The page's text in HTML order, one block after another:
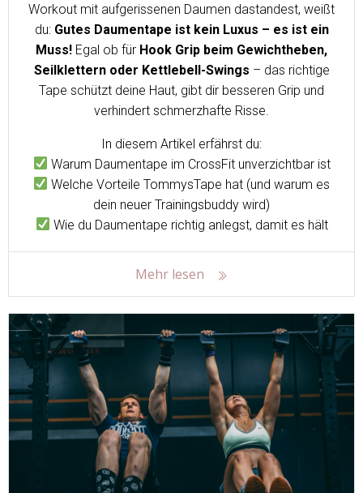
Workout mit aufgerissenen Daumen dastandest, weißt
du: Gutes Daumentape ist kein Luxus – es ist ein
Muss! Egal ob für Hook Grip beim Gewichtheben,
Seilklettern oder Kettlebell-Swings – das richtige
Tape schützt deine Haut, gibt dir besseren Grip und
verhindert schmerzhafte Risse.
In diesem Artikel erfährst du:
Warum Daumentape im CrossFit unverzichtbar ist
Welche Vorteile TommysTape hat (und warum es
dein neuer Trainingsbuddy wird)
Wie du Daumentape richtig anlegst, damit es hält
Mehr lesen